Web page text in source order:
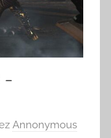
Annonymous